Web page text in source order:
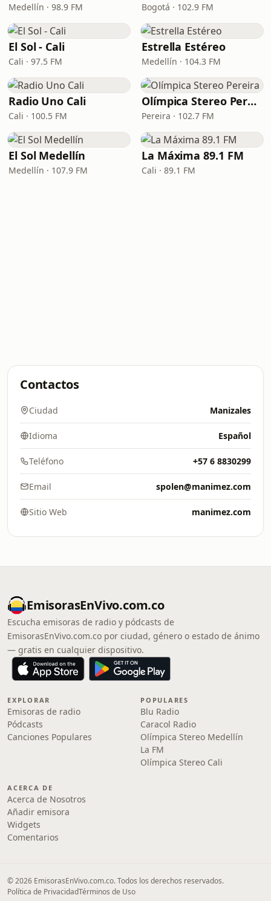
Medellín · 98.9 FM Bogotá · 102.9 FM
El Sol - Cali
Cali · 97.5 FM
Estrella Estéreo
Medellín · 104.3 FM
Radio Uno Cali
Cali · 100.5 FM
Olímpica Stereo Pereira
Pereira · 102.7 FM
El Sol Medellín
Medellín · 107.9 FM
La Máxima 89.1 FM
Cali · 89.1 FM
Contactos
Ciudad Manizales
Idioma Español
Teléfono +57 6 8830299
Email spolen@manimez.com
Sitio Web manimez.com
EmisorasEnVivo.com.co
Escucha emisoras de radio y pódcasts de
EmisorasEnVivo.com.co por ciudad, género o estado de ánimo
— gratis en cualquier dispositivo.
EXPLORAR
Emisoras de radio
Pódcasts
Canciones Populares
POPULARES
Blu Radio
Caracol Radio
Olímpica Stereo Medellín
La FM
Olímpica Stereo Cali
ACERCA DE
Acerca de Nosotros
Añadir emisora
Widgets
Comentarios
© 2026 EmisorasEnVivo.com.co. Todos los derechos reservados.
Política de PrivacidadTérminos de Uso